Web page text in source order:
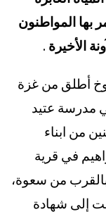
بها المواطنون
الأخيرة .
أطلق من غزة
مدرسة عتيد
من ابناء
في قرية
من سعوة،
إلى شهادة